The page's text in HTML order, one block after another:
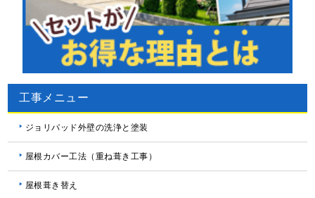
工事メニュー
ジョリパッド外壁の洗浄と塗装
屋根カバー工法（重ね葺き工事）
屋根葺き替え